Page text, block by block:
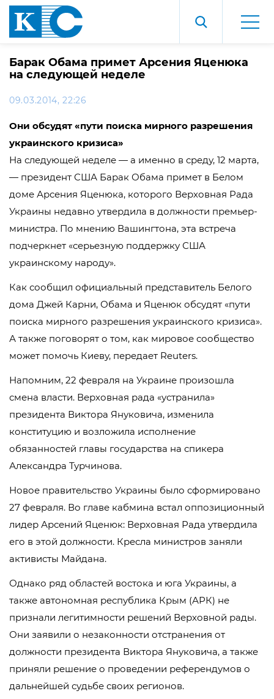
Барак Обама примет Арсения Яценюка
на следующей неделе
09.03.2014, 22:26
Они обсудят «пути поиска мирного разрешения
украинского кризиса»
На следующей неделе — а именно в среду, 12 марта,
— президент США Барак Обама примет в Белом
доме Арсения Яценюка, которого Верховная Рада
Украины недавно утвердила в должности премьер-
министра. По мнению Вашингтона, эта встреча
подчеркнет «серьезную поддержку США
украинскому народу».
Как сообщил официальный представитель Белого
дома Джей Карни, Обама и Яценюк обсудят «пути
поиска мирного разрешения украинского кризиса».
А также поговорят о том, как мировое сообщество
может помочь Киеву, передает Reuters.
Напомним, 22 февраля на Украине произошла
смена власти. Верховная рада «устранила»
президента Виктора Януковича, изменила
конституцию и возложила исполнение
обязанностей главы государства на спикера
Александра Турчинова.
Новое правительство Украины было сформировано
27 февраля. Во главе кабмина встал оппозиционный
лидер Арсений Яценюк: Верховная Рада утвердила
его в этой должности. Кресла министров заняли
активисты Майдана.
Однако ряд областей востока и юга Украины, а
также автономная республика Крым (АРК) не
признали легитимности решений Верховной рады.
Они заявили о незаконности отстранения от
должности президента Виктора Януковича, а также
приняли решение о проведении референдумов о
дальнейшей судьбе своих регионов.